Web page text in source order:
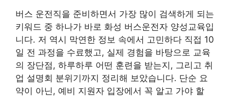
버스 운전직을 준비하면서 가장 많이 검색하게 되는
키워드 중 하나가 바로 화성 버스운전자 양성교육입
니다. 저 역시 막연한 정보 속에서 고민하다 직접 10
일 전 과정을 수료했고, 실제 경험을 바탕으로 교육
의 장단점, 하루하루 어떤 훈련을 받는지, 그리고 취
업 설명회 분위기까지 정리해 보았습니다. 단순 요
약이 아닌, 예비 지원자 입장에서 꼭 알고 가야 할